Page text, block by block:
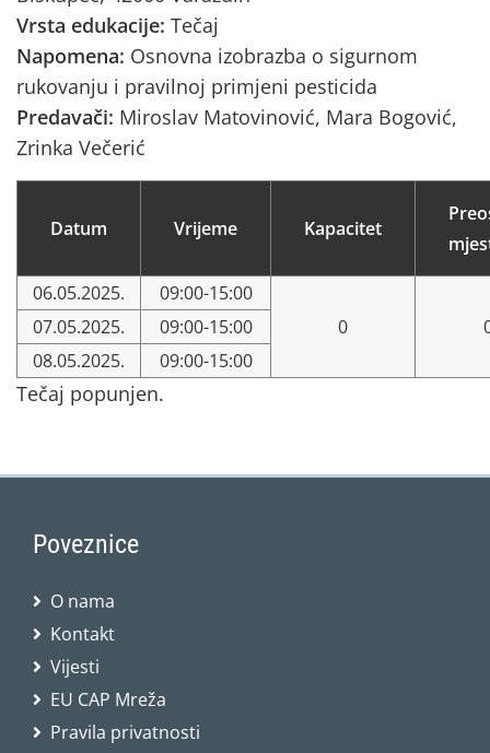
Vrsta edukacije: Tečaj
Napomena: Osnovna izobrazba o sigurnom
rukovanju i pravilnoj primjeni pesticida
Predavači: Miroslav Matovinović, Mara Bogović,
Zrinka Večerić
Datum Vrijeme Kapacitet
06.05.2025.
09:00-15:00
0
07.05.2025.
09:00-15:00
08.05.2025.
09:00-15:00
Tečaj popunjen.
Poveznice
O nama
Kontakt
Vijesti
EU CAP Mreža
Pravila privatnosti